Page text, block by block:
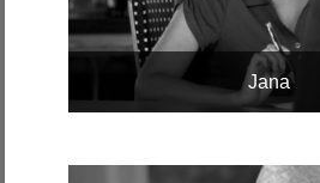
Jana